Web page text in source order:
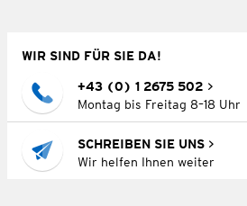
WIR SIND FÜR SIE DA!
+43 (0) 1 2675 502
Montag bis Freitag 8–18 Uhr
SCHREIBEN SIE UNS
Wir helfen Ihnen weiter